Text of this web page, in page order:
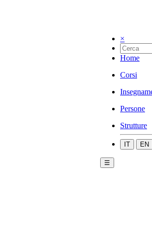
×
Home
Corsi
Persone
Strutture
IT EN
☰